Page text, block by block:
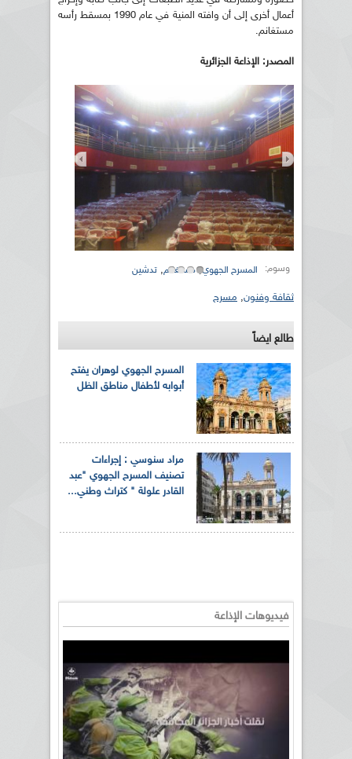
أعمال أخرى إلى أن وافته المنية في عام 1990 بمسقط رأسه
مستغانم.
المصدر: الإذاعة الجزائرية
وسوم: المسرح الجهوي,مستغانم, تدشين
ثقافة وفنون, مسرح
طالع ايضاً
المسرح الجهوي لوهران يفتح
أبوابه لأطفال مناطق الظل
مراد سنوسي : إجراءات
تصنيف المسرح الجهوي "عبد
القادر علولة " كتراث وطني...
فيديوهات الإذاعة